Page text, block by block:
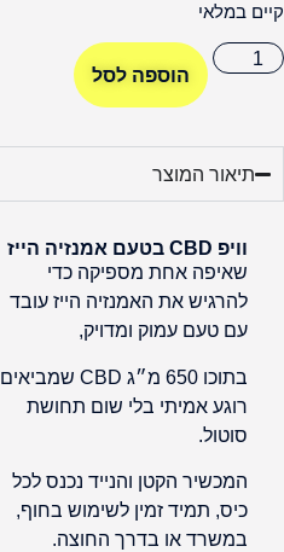
קיים במלאי
הוספה לסל
תיאור המוצר
וויפ CBD בטעם אמנזיה הייז
שאיפה אחת מספיקה כדי
להרגיש את האמנזיה הייז עובד
עם טעם עמוק ומדויק,
בתוכו 650 מ״ג CBD שמביאים
רוגע אמיתי בלי שום תחושת
סוטול.
המכשיר הקטן והנייד נכנס לכל
כיס, תמיד זמין לשימוש בחוף,
במשרד או בדרך החוצה.